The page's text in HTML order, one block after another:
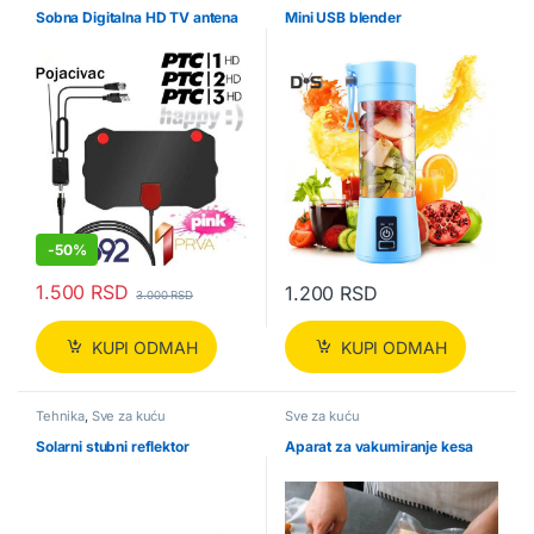
Sobna Digitalna HD TV antena
-50%
1.500 RSD 3.000RSD
KUPI ODMAH
Mini USB blender
1.200 RSD
KUPI ODMAH
Tehnika, Sve za kuću
Solarni stubni reflektor
Sve za kuću
Aparat za vakumiranje kesa